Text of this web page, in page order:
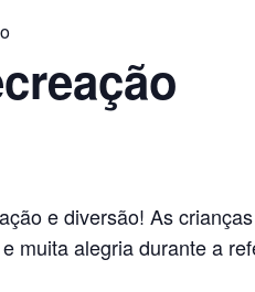
e diversão! As
muita alegria durante a